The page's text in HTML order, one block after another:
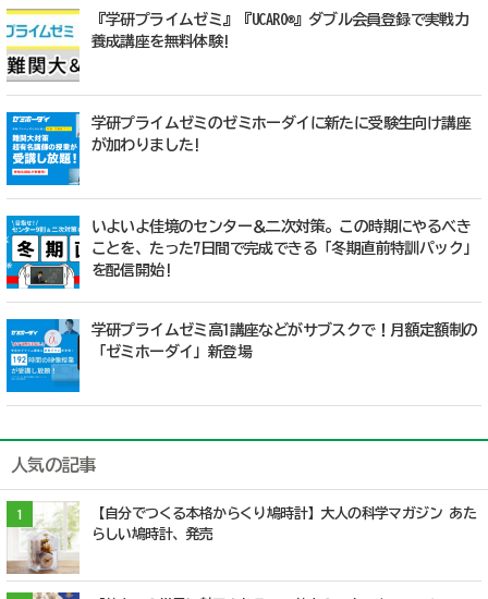
『学研プライムゼミ』『UCARO®』ダブル会員登録で実戦力
養成講座を無料体験!
学研プライムゼミのゼミホーダイに新たに受験生向け講座
が加わりました!
いよいよ佳境のセンター＆二次対策。この時期にやるべき
ことを、たった7日間で完成できる「冬期直前特訓パック」
を配信開始!
学研プライムゼミ高1講座などがサブスクで！月額定額制の
「ゼミホーダイ」新登場
人気の記事
1
【自分でつくる本格からくり鳩時計】大人の科学マガジン あた
らしい鳩時計、発売